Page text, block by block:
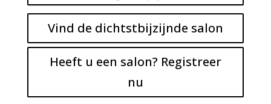
Vind de dichtstbijzijnde salon
Heeft u een salon? Registreer
nu